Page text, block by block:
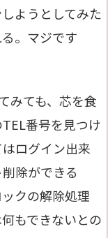
ようとしてみた
。マジです
みても、芯を食
番号を見つけ
ログイン出来
除ができる
クの解除処理
もできないとの